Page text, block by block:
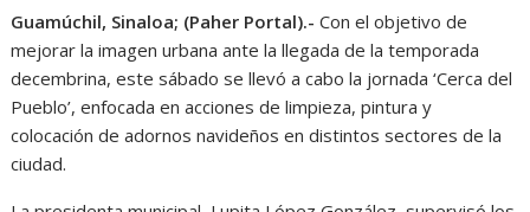
Guamúchil, Sinaloa; (Paher Portal).- Con el objetivo de
mejorar la imagen urbana ante la llegada de la temporada
decembrina, este sábado se llevó a cabo la jornada ‘Cerca del
Pueblo’, enfocada en acciones de limpieza, pintura y
colocación de adornos navideños en distintos sectores de la
ciudad.